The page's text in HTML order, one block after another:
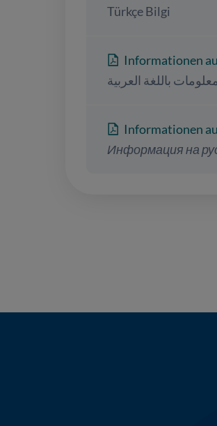
Türkçe Bilgi
Informationen
باللغة العربية
Informationen
Информация на